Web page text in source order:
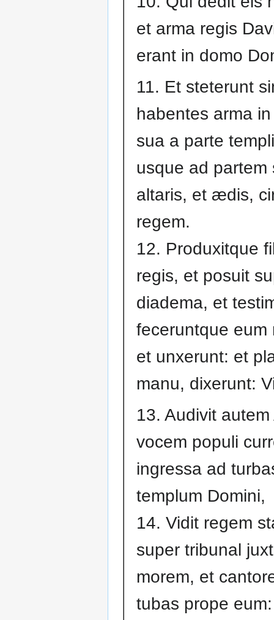
et arma regis
erant in domo
11. Et steterunt
habentes arma
sua a parte
usque ad partem
altaris, et ædis,
regem.
12. Produxitque
regis, et posuit
diadema, et
feceruntque eum
et unxerunt: et
manu, dixerunt:
13. Audivit
vocem populi
ingressa ad
templum Domini,
14. Vidit regem
super tribunal
morem, et
tubas prope eum: